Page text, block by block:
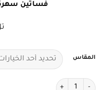
فساتين
المقاس
كمية فستان سهرة نعناعي تول